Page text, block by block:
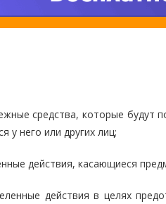
средства, которые будут
у него или других лиц;
действия, касающиеся
действия в целях